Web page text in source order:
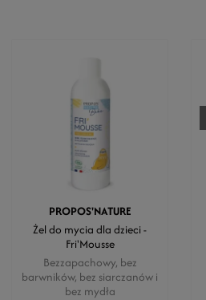
PROPOS'NATURE
Żel do mycia dla dzieci -
Fri'Mousse
Bezzapachowy, bez
barwników, bez siarczanów i
bez mydła